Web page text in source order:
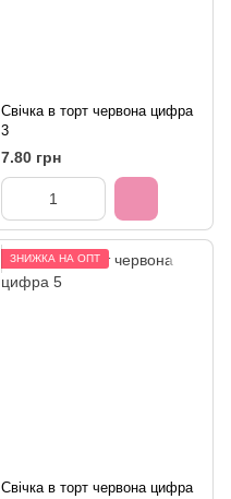
Свічка в торт червона цифра
3
7.80 грн
ЗНИЖКА НА ОПТ
Свічка в торт червона цифра